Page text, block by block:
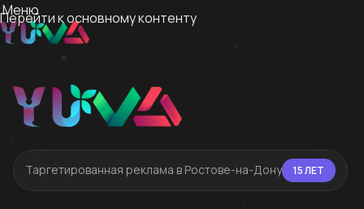
Перейти к основному контенту
Меню
Таргетированная реклама в Ростове-на-Дону 15 ЛЕТ